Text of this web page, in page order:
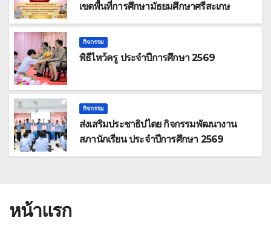
เขตพื้นที่การศึกษามัธยมศึกษาศรีสะเกษ
ยโสธร
กิจกรรม
พิธีไหว้ครู ประจำปีการศึกษา 2569
กิจกรรม
ส่งเสริมประชาธิปไตย กิจกรรมพัฒนางาน
สภานักเรียน ประจำปีการศึกษา 2569
หน้าแรก